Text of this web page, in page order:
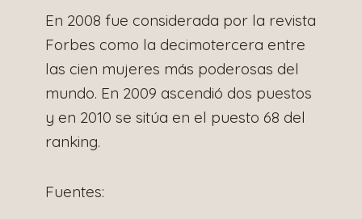
En 2008 fue considerada por la revista
Forbes como la decimotercera entre
las cien mujeres más poderosas del
mundo. En 2009 ascendió dos puestos
y en 2010 se sitúa en el puesto 68 del
ranking.
Fuentes: